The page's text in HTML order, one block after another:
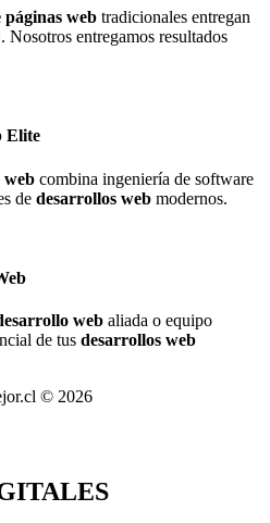
páginas web tradicionales entregan
entregamos resultados
Elite
web combina ingeniería de software
de desarrollos web modernos.
web aliada o equipo
de tus desarrollos web
© 2026